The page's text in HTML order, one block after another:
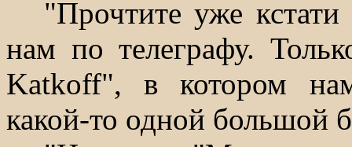
"Прочтите уже
нам по телеграфу.
Katkoff", в котором нам
какой-то одной большой